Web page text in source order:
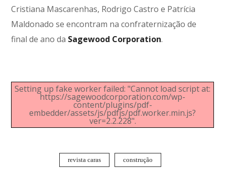
Cristiana Mascarenhas, Rodrigo Castro e Patrícia
Maldonado se encontram na confraternização de
final de ano da Sagewood Corporation.
Setting up fake worker failed: "Cannot load script at:
https://sagewoodcorporation.com/wp-
content/plugins/pdf-
embedder/assets/js/pdfjs/pdf.worker.min.js?
ver=2.2.228".
revista caras construção